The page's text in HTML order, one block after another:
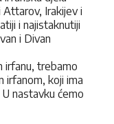
Irakijev i
i najistaknutiji
i Divan
irfanu, trebamo
irfanom, koji ima
nastavku ćemo